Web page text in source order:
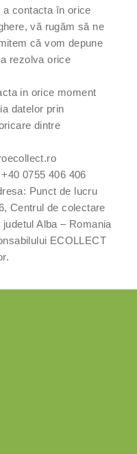
a contacta în orice
vă rugăm să ne
că vom depune
rezolva orice
in orice moment
datelor prin
dintre
0755 406 406
Punct de lucru
Centrul de colectare
Alba – Romania
ECOLLECT